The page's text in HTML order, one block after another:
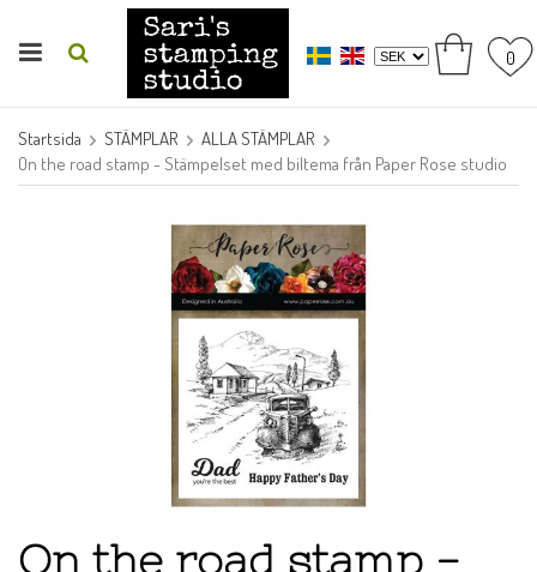
0
Startsida STÄMPLAR
ALLA STÄMPLAR
On the road stamp - Stämpelset med biltema från Paper Rose studio
On the road stamp -